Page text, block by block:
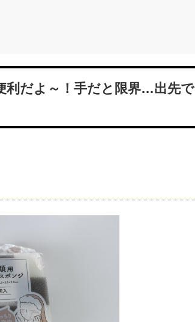
利だよ～！手だと限界…出先で